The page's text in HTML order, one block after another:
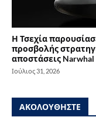
Η Τσεχία
προσβολής
αποστάσεις Narwhal
Ιούλιος 31, 2026
ΑΚΟΛΟΥΘΗΣΤΕ